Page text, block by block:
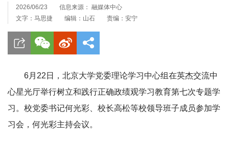
2026/06/23
信息来源： 融媒体中心
文字：马思捷
编辑：山石 责编：安宁
6月22日，北京大学党委理论学习中心组在英杰交流中
心星光厅举行树立和践行正确政绩观学习教育第七次专题学
习。校党委书记何光彩、校长高松等校领导班子成员参加学
习会，何光彩主持会议。